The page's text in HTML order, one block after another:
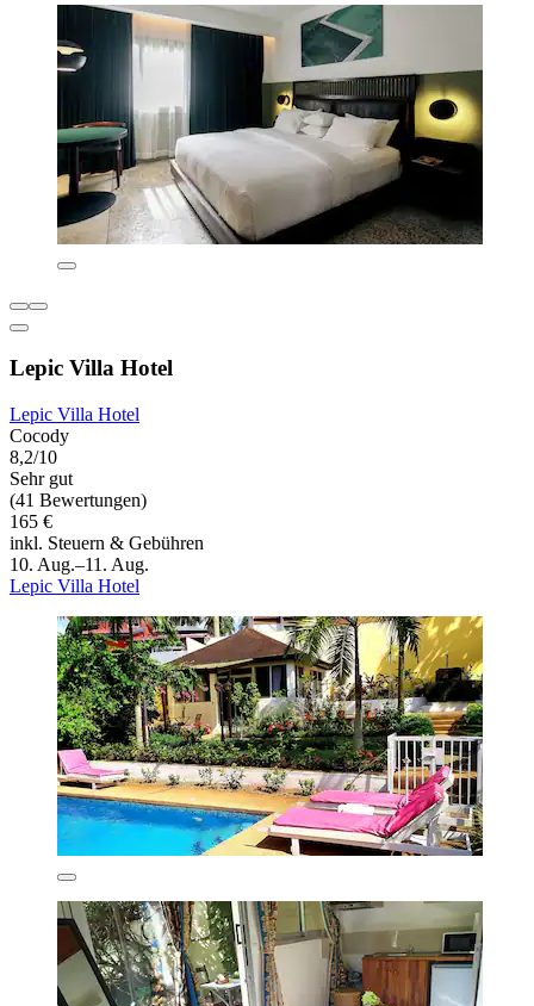
Lepic Villa Hotel
Lepic Villa Hotel
Cocody
8,2/10
Sehr gut
(41 Bewertungen)
165 €
inkl. Steuern & Gebühren
10. Aug.–11. Aug.
Lepic Villa Hotel